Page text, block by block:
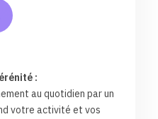
:
au quotidien par un
votre activité et vos